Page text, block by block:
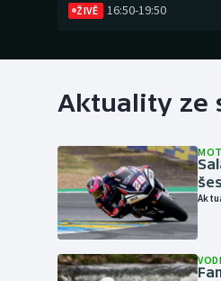
ŽIVĚ 16:50-19:50
Aktuality ze